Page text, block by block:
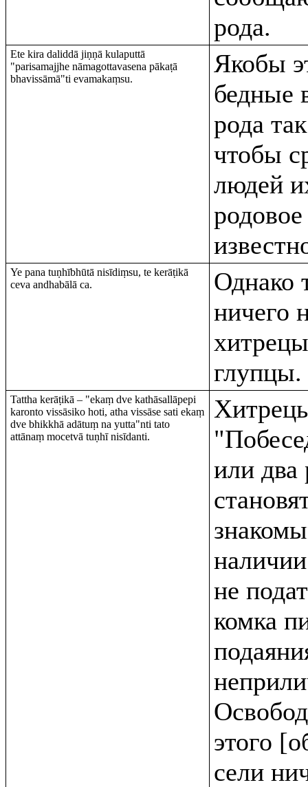
рода.
Ete kira daliddā jiṇṇā kulaputtā
"parisamajjhe nāmagottavasena pākaṭā
bhavissāmā"ti evamakaṃsu.
Якобы
бедные
рода
чтобы
людей
Ye pana tuṇhībhūtā nisīdiṃsu, te kerāṭikā
ceva andhabālā ca.
Однако
ничего
глупцы.
Tattha kerāṭikā – "ekaṃ dve kathāsallāpepi
karonto vissāsiko hoti, atha vissāse sati ekaṃ
dve bhikkhā adātuṃ na yutta"nti tato
attānaṃ mocetvā tuṇhī nisīdanti.
или два
не
комка
этого
сели